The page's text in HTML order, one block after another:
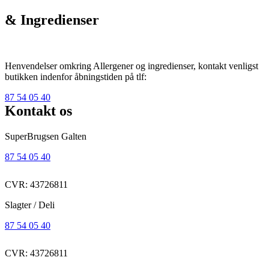
& Ingredienser
Henvendelser omkring Allergener og ingredienser, kontakt venligst
butikken indenfor åbningstiden på tlf:
87 54 05 40
Kontakt os
SuperBrugsen Galten
87 54 05 40
CVR: 43726811
Slagter / Deli
87 54 05 40
CVR: 43726811